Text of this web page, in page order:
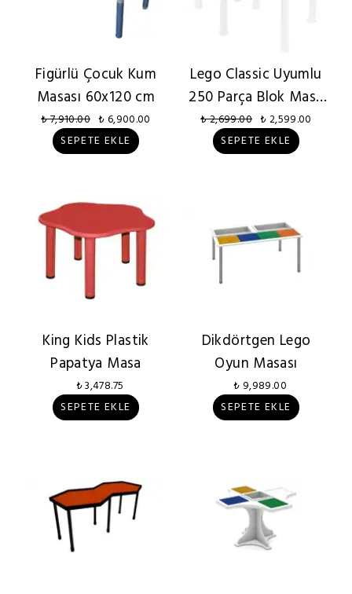
Figürlü Çocuk Kum
Masası 60x120 cm
₺ 7,910.00 ₺ 6,900.00
SEPETE EKLE
Lego Classic Uyumlu
250 Parça Blok Masa
ve Sandalye
₺ 2,699.00 ₺ 2,599.00
SEPETE EKLE
King Kids Plastik
Papatya Masa
₺ 3,478.75
SEPETE EKLE
Dikdörtgen Lego
Oyun Masası
₺ 9,989.00
SEPETE EKLE